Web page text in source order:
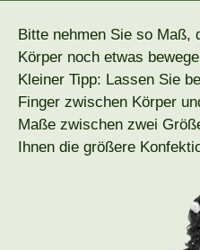
Bitte nehmen Sie so Maß,
Körper noch etwas
Kleiner Tipp: Lassen Sie
Finger zwischen Körper
Maße zwischen zwei
Ihnen die größere